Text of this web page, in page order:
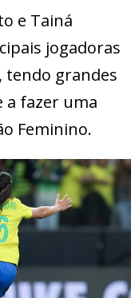
e Tainá
jogadoras
tendo grandes
a fazer uma
Feminino.